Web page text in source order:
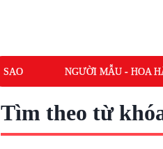
SAO NGƯỜI MẪU - HOA
Tìm theo từ